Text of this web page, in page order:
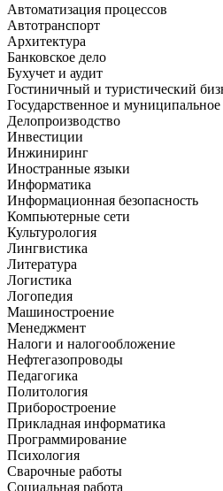
Автоматизация процессов
Автотранспорт
Архитектура
Банковское дело
Бухучет и аудит
Гостиничный и туристический
Государственное и
Делопроизводство
Инвестиции
Инжиниринг
Иностранные языки
Информатика
Информационная безопасность
Компьютерные сети
Культурология
Лингвистика
Литература
Логистика
Логопедия
Машиностроение
Менеджмент
Налоги и налогообложение
Нефтегазопроводы
Педагогика
Политология
Приборостроение
Прикладная информатика
Программирование
Психология
Сварочные работы
Социальная работа